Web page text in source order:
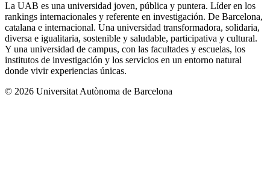
La UAB es una universidad joven, pública y puntera. Líder en los
rankings internacionales y referente en investigación. De Barcelona,
catalana e internacional. Una universidad transformadora, solidaria,
diversa e igualitaria, sostenible y saludable, participativa y cultural.
Y una universidad de campus, con las facultades y escuelas, los
institutos de investigación y los servicios en un entorno natural
donde vivir experiencias únicas.
© 2026 Universitat Autònoma de Barcelona